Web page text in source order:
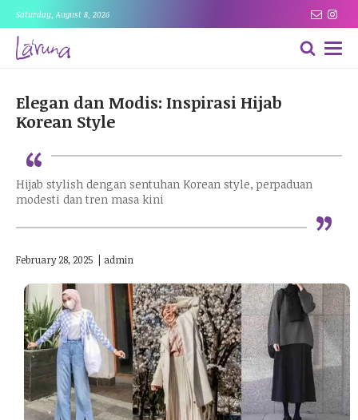
Saturday, August 8, 2026
Elegan dan Modis: Inspirasi Hijab
Korean Style
“
Hijab stylish dengan sentuhan Korean style, perpaduan
modesti dan tren masa kini
“
February 28, 2025 admin